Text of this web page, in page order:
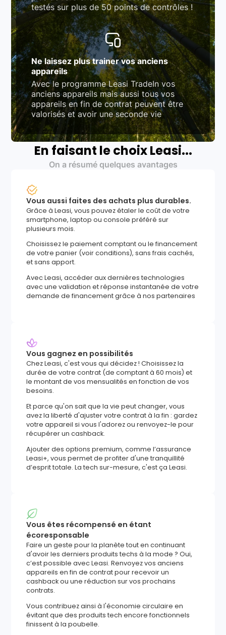
testés sur plus de 50 points de contrôles !
Ne laissez plus trainer vos anciens
appareils
Avec le programme Leasi TradeIn vos
anciens appareils mais aussi tous vos
appareils en fin de contrat peuvent être
valorisés et avoir une seconde vie
En faisant le choix Leasi...
On a résumé quelques avantages
Vous aussi faites des achats plus durables.
Grâce à Leasi, vous pouvez étaler le coût de votre
smartphone, laptop ou console préféré sur
plusieurs mois.
Choisissez le paiement comptant ou le financement
de votre panier (voir conditions), sans frais cachés,
et sans apport.
Avec Leasi, accéder aux dernières technologies
avec une validation et réponse instantanée de votre
demande de financement grâce à nos partenaires
Vous gagnez en possibilités
Chez Leasi, c'est vous qui décidez ! Choisissez la
durée de votre contrat (de comptant à 60 mois) et
le montant de vos mensualités en fonction de vos
besoins.
Et parce qu'on sait que la vie peut changer, vous
avez la liberté d'ajuster votre contrat à la fin : gardez
votre appareil si vous l'adorez ou renvoyez-le pour
récupérer un cashback.
Ajouter des options premium, comme l’assurance
Leasi+, vous permet de profiter d'une tranquillité
d’esprit totale. La tech sur-mesure, c'est ça Leasi.
Vous êtes récompensé en étant
écoresponsable
Faire un geste pour la planète tout en continuant
d'avoir les derniers produits techs à la mode ? Oui,
c’est possible avec Leasi. Renvoyez vos anciens
appareils en fin de contrat pour recevoir un
cashback ou une réduction sur vos prochains
contrats.
Vous contribuez ainsi à l'économie circulaire en
évitant que des produits tech encore fonctionnels
finissent à la poubelle.